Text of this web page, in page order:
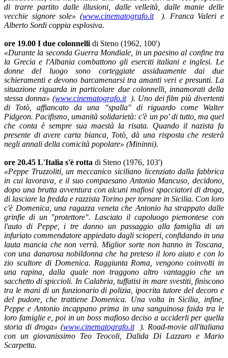
di trarre partito dalle illusioni, dalle velleità, dalle manie delle
vecchie signore sole» (www.cinematografo.it
). Franca Valeri e
Alberto Sordi coppia esplosiva.
ore 19.00 I due colonnelli di Steno (1962, 100')
«Durante la seconda Guerra Mondiale, in un paesino al confine tra
la Grecia e l'Albania combattono gli eserciti italiani e inglesi. Le
donne del luogo sono corteggiate assiduamente dai due
schieramenti e devono barcamenarsi tra amanti veri e presunti. La
situazione riguarda in particolare due colonnelli, innamorati della
stessa donna» (www.cinematografo.it
). Uno dei film più divertenti
di Totò, affiancato da una "spalla" di riguardo come Walter
Pidgeon. Pacifismo, umanità solidarietà: c'è un po' di tutto, ma quel
che conta è sempre sua maestà la risata. Quando il nazista fa
presente di avere carta bianca, Totò, dà una risposta che resterà
negli annali della comicità popolare» (Mininni).
ore 20.45 L'Italia s'è rotta di Steno (1976, 103')
«Peppe Truzzoliti, un meccanico siciliano licenziato dalla fabbrica
in cui lavorava, e il suo compaesano Antonio Mancuso, decidono,
dopo una brutta avventura con alcuni mafiosi spacciatori di droga,
di lasciare la fredda e razzista Torino per tornare in Sicilia. Con loro
c'è Domenica, una ragazza veneta che Antonio ha strappato dalle
grinfie di un "protettore". Lasciato il capoluogo piemontese con
l'auto di Peppe, i tre danno un passaggio alla famiglia di un
infuriato commendatore appiedato dagli scioperi, confidando in una
lauta mancia che non verrà. Miglior sorte non hanno in Toscana,
con una danarosa nobildonna che ha preteso il loro aiuto e con lo
zio scultore di Domenica. Raggiunta Roma, vengono coinvolti in
una rapina, dalla quale non traggono altro vantaggio che un
sacchetto di spiccioli. In Calabria, tuffatisi in mare svestiti, finiscono
tra le mani di un funzionario di polizia, ipocrita tutore del decoro e
del pudore, che trattiene Domenica. Una volta in Sicilia, infine,
Peppe e Antonio incappano prima in una sanguinosa faida tra le
loro famiglie e, poi in un boss mafioso deciso a ucciderli per quella
storia di droga» (www.cinematografo.it
). Road-movie all'italiana
con un giovanissimo Teo Teocoli, Dalida Di Lazzaro e Mario
Scarpetta.